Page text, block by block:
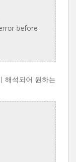
before
해석되어 원하는